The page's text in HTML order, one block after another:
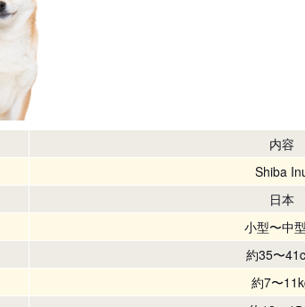
内容
Shiba
日本
小型〜中
約35〜
約7〜